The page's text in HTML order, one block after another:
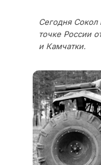
Сегодня
точке России
и Камчатки.